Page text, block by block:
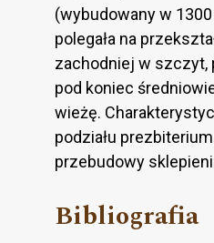
(wybudowany w
polegała na
zachodniej w szczyt,
pod koniec
wieżę.
podziału
przebudowy
Bibliografia